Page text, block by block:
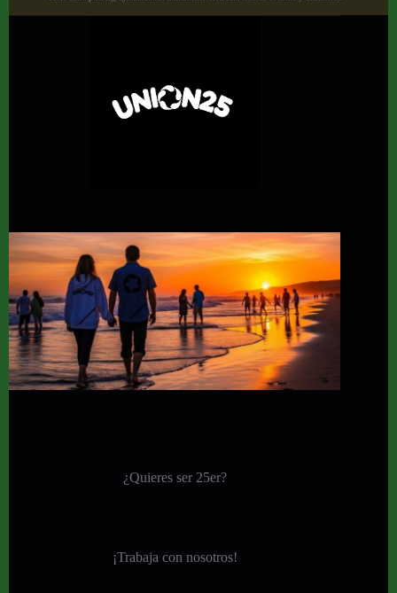
¿Quieres ser 25er?
¡Trabaja con nosotros!